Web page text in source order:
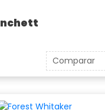
Comparar